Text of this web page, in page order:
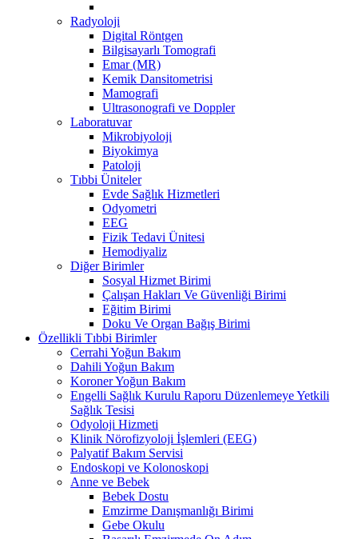
Radyoloji
Digital Röntgen
Bilgisayarlı Tomografi
Emar (MR)
Kemik Dansitometrisi
Mamografi
Ultrasonografi ve Doppler
Laboratuvar
Mikrobiyoloji
Biyokimya
Patoloji
Tıbbi Üniteler
Evde Sağlık Hizmetleri
Odyometri
EEG
Fizik Tedavi Ünitesi
Hemodiyaliz
Diğer Birimler
Sosyal Hizmet Birimi
Çalışan Hakları Ve Güvenliği Birimi
Eğitim Birimi
Doku Ve Organ Bağış Birimi
Özellikli Tıbbi Birimler
Cerrahi Yoğun Bakım
Dahili Yoğun Bakım
Koroner Yoğun Bakım
Engelli Sağlık Kurulu Raporu Düzenlemeye Yetkili
Sağlık Tesisi
Odyoloji Hizmeti
Klinik Nörofizyoloji İşlemleri (EEG)
Palyatif Bakım Servisi
Endoskopi ve Kolonoskopi
Anne ve Bebek
Bebek Dostu
Emzirme Danışmanlığı Birimi
Gebe Okulu